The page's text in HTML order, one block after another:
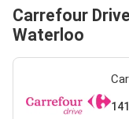
Carrefour
Waterloo